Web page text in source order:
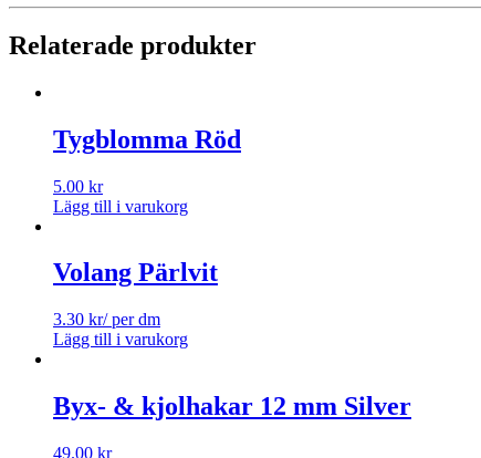
Relaterade produkter
Tygblomma Röd
5.00 kr
Lägg till i varukorg
Volang Pärlvit
3.30 kr/ per dm
Lägg till i varukorg
Byx- & kjolhakar 12 mm Silver
49.00 kr